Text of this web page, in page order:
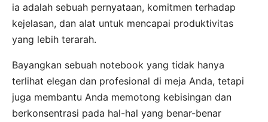
ia adalah sebuah pernyataan, komitmen terhadap
kejelasan, dan alat untuk mencapai produktivitas
yang lebih terarah.
Bayangkan sebuah notebook yang tidak hanya
terlihat elegan dan profesional di meja Anda, tetapi
juga membantu Anda memotong kebisingan dan
berkonsentrasi pada hal-hal yang benar-benar